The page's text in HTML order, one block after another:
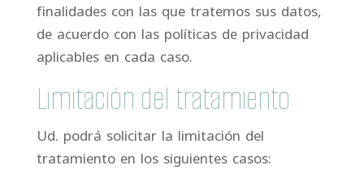
finalidades con las que tratemos sus datos,
de acuerdo con las políticas de privacidad
aplicables en cada caso.
Limitación del tratamiento
Ud. podrá solicitar la limitación del
tratamiento en los siguientes casos: